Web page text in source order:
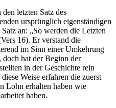
den letzten Satz des
ursprünglich eigenständigen
an: „So werden die Letzten
16). Er verstand die
im Sinn einer Umkehrung
doch hat der Beginn der
in der Geschichte rein
Weise erfahren die zuerst
Lohn erhalten haben wie
haben.